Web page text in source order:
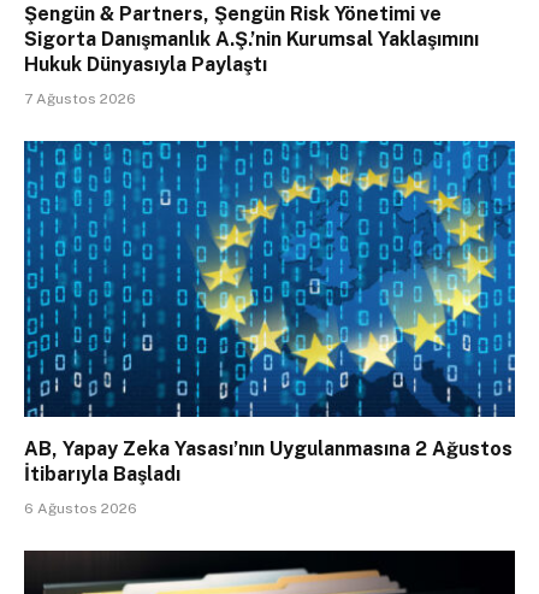
Şengün & Partners, Şengün Risk Yönetimi ve
Sigorta Danışmanlık A.Ş.’nin Kurumsal Yaklaşımını
Hukuk Dünyasıyla Paylaştı
7 Ağustos 2026
AB, Yapay Zeka Yasası’nın Uygulanmasına 2 Ağustos
İtibarıyla Başladı
6 Ağustos 2026